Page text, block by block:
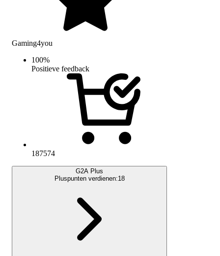
Gaming4you
100%
Positieve feedback
187574
G2A Plus
Pluspunten verdienen:18